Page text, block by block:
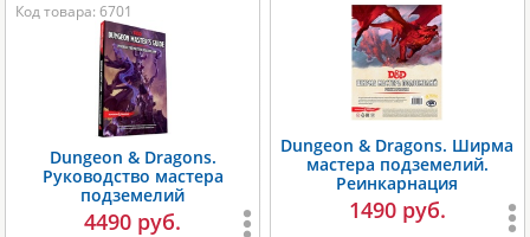
Код товара: 6701
Dungeon & Dragons.
Руководство мастера
подземелий
4490 руб.
Dungeon & Dragons. Ширма
мастера подземелий.
Реинкарнация
1490 руб.